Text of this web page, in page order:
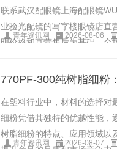
联系武汉配眼镜上海配眼镜
业验光配镜的写字楼眼镜店直
明价格和直营售后为基础，全
青年资讯网 2026-08-06
770PF-300纯树脂细粉
在塑料行业中，材料的选择对
细粉凭借其独特的优越性能，
树脂细粉的特点、应用领域以
青年资讯网 2026-08-07